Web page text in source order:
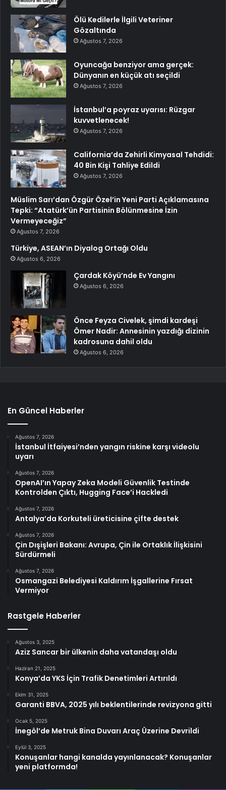
Ölü Kedilerle İlgili Veteriner
Gözaltında
Ağustos 7, 2026
Oyuncağa benziyor ama gerçek:
Dünyanın en küçük atı seçildi
Ağustos 7, 2026
İstanbul’a poyraz uyarısı: Rüzgar
kuvvetlenecek!
Ağustos 7, 2026
California’da Zehirli Kimyasal Tehdidi:
40 Bin Kişi Tahliye Edildi
Ağustos 7, 2026
Müslim Sarı’dan Özgür Özel’in Yeni Parti Açıklamasına
Tepki: “Atatürk’ün Partisinin Bölünmesine İzin
Vermeyeceğiz”
Ağustos 7, 2026
Türkiye, ASEAN’ın Diyalog Ortağı Oldu
Ağustos 6, 2026
Çardak Köyü’nde Ev Yangını
Ağustos 6, 2026
Önce Feyza Civelek, şimdi kardeşi
Ömer Nadir: Annesinin yazdığı dizinin
kadrosuna dahil oldu
Ağustos 6, 2026
En Güncel Haberler
Ağustos 7, 2026
İstanbul İtfaiyesi’nden yangın riskine karşı videolu
uyarı
Ağustos 7, 2026
OpenAI’ın Yapay Zeka Modeli Güvenlik Testinde
Kontrolden Çıktı, Hugging Face’i Hackledi
Ağustos 7, 2026
Antalya’da Korkuteli üreticisine çifte destek
Ağustos 7, 2026
Çin Dışişleri Bakanı: Avrupa, Çin ile Ortaklık İlişkisini
Sürdürmeli
Ağustos 7, 2026
Osmangazi Belediyesi Kaldırım İşgallerine Fırsat
Vermiyor
Rastgele Haberler
Ağustos 3, 2025
Aziz Sancar bir ülkenin daha vatandaşı oldu
Haziran 21, 2025
Konya’da YKS İçin Trafik Denetimleri Artırıldı
Ekim 31, 2025
Garanti BBVA, 2025 yılı beklentilerinde revizyona gitti
Ocak 5, 2025
İnegöl’de Metruk Bina Duvarı Araç Üzerine Devrildi
Eylül 3, 2025
Konuşanlar hangi kanalda yayınlanacak? Konuşanlar
yeni platformda!